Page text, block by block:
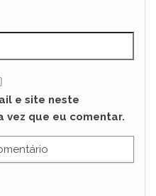
e site neste
vez que eu comentar.